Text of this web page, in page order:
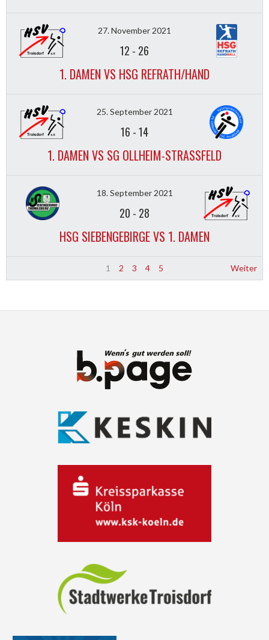
27. November 2021
12 - 26
1. DAMEN VS HSG REFRATH/HAND
25. September 2021
16 -14
1. DAMEN VS SG OLLHEIM-STRASSFELD
18. September 2021
20 - 28
HSG SIEBENGEBIRGE VS 1. DAMEN
1 2 3 4 5 Weiter